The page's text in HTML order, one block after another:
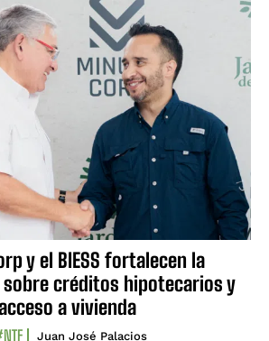
y el BIESS fortalecen la
créditos hipotecarios y
a vivienda
Juan José Palacios